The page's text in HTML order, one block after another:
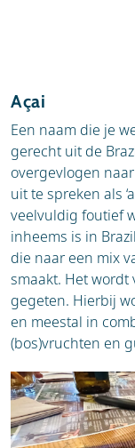
Açai
Een naam die je
gerecht uit de
overgevlogen
uit te spreken als
veelvuldig foutief
inheems is in
die naar een mix
smaakt. Het wordt
gegeten. Hierbij
en meestal in
(bos)vruchten en